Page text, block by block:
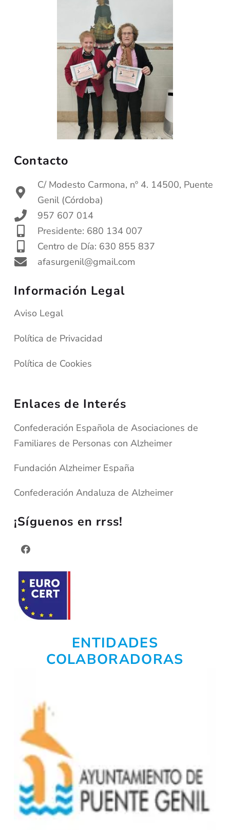
Contacto
C/ Modesto Carmona, nº 4. 14500, Puente
Genil (Córdoba)
957 607 014
Presidente: 680 134 007
Centro de Día: 630 855 837
afasurgenil@gmail.com
Información Legal
Aviso Legal
Política de Privacidad
Política de Cookies
Enlaces de Interés
Confederación Española de Asociaciones de
Familiares de Personas con Alzheimer
Fundación Alzheimer España
Confederación Andaluza de Alzheimer
¡Síguenos en rrss!
ENTIDADES
COLABORADORAS